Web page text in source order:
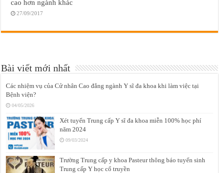
cao hơn ngành khác
27/09/2017
Bài viết mới nhất
Các nhiệm vụ của Cử nhân Cao đẳng ngành Y sĩ đa khoa khi làm việc tại
Bệnh viện?
04/05/2026
Xét tuyển Trung cấp Y sĩ đa khoa miễn 100% học phí
năm 2024
09/03/2024
Trường Trung cấp y khoa Pasteur thông báo tuyển sinh
Trung cấp Y học cổ truyền